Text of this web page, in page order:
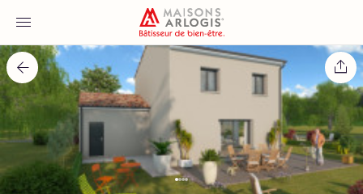
Accueil
Nos maisons
Nos annonces